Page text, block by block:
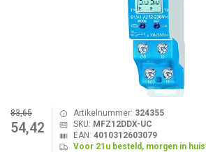
83,65
54,42
Artikelnummer: 324355
SKU: MFZ12DDX-UC
EAN: 4010312603079
Voor 21u besteld, morgen in